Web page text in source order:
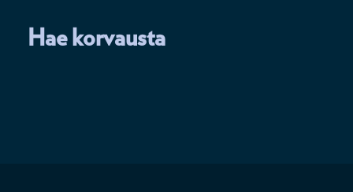
Hae korvausta